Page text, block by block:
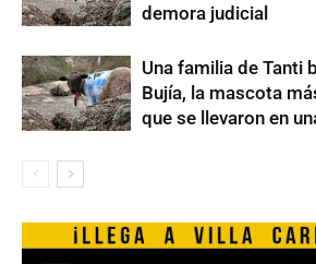
demora judicial
Una familia de Tanti
Bujía, la mascota
que se llevaron en